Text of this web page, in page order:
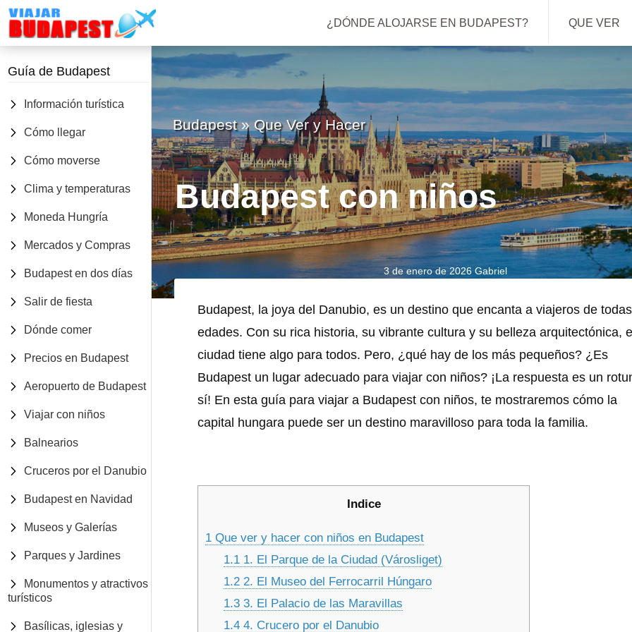
VIAJAR
BUDAPEST
¿DÓNDE ALOJARSE EN BUDAPEST? QUE VER
Budapest »Que Ver y Hacer
Budapest con niños
3 de enero de 2026 Gabriel
Budapest, la joya del Danubio, es un destino que encanta a viajeros de
edades. Con su rica historia, su vibrante cultura y su belleza arquitectónica,
ciudad tiene algo para todos. Pero, ¿qué hay de los más pequeños? ¿Es
Budapest un lugar adecuado para viajar con niños? ¡La respuesta es un
sí! En esta guía para viajar a Budapest con niños, te mostraremos cómo la
capital hungara puede ser un destino maravilloso para toda la familia.
Indice
1 Que ver y hacer con niños en Budapest
1.11. El Parque de la Ciudad (Városliget)
1.22. El Museo del Ferrocarril Húngaro
1.33. El Palacio de las Maravillas
1.44. Crucero por el Danubio
lateral
secundaria
Guía de Budapest
Información turística
Cómo llegar
Cómo moverse
Clima y temperaturas
Moneda Hungría
Mercados y Compras
Budapest en dos días
Salir de fiesta
Dónde comer
Precios en Budapest
Aeropuerto de Budapest
Viajar con niños
Balnearios
Cruceros por el Danubio
Budapest en Navidad
Museos y Galerías
Parques y Jardines
Monumentos y atractivos
turísticos
Basílicas, iglesias y